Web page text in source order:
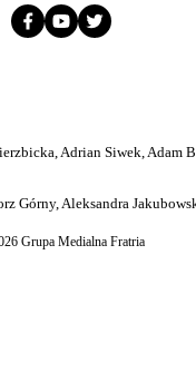
Adrian Siwek, Adam
Aleksandra
Grupa Medialna Fratria